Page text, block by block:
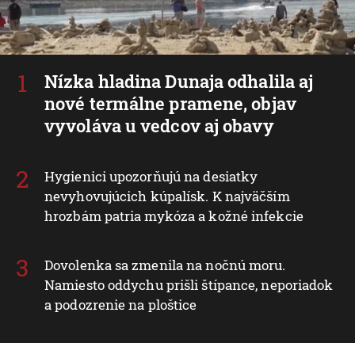
Nízka hladina Dunaja odhalila aj
nové termálne pramene, objav
vyvoláva u vedcov aj obavy
Hygienici upozorňujú na desiatky
nevyhovujúcich kúpalísk. K najväčším
hrozbám patria mykóza a kožné infekcie
Dovolenka sa zmenila na nočnú moru.
Namiesto oddychu prišli štípance, neporiadok
a podozrenie na ploštice